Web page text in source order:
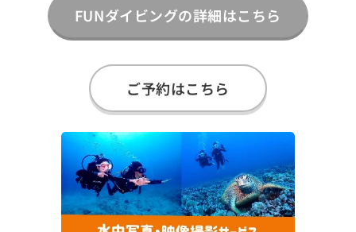
FUNダイビングの詳細はこちら
ご予約はこちら